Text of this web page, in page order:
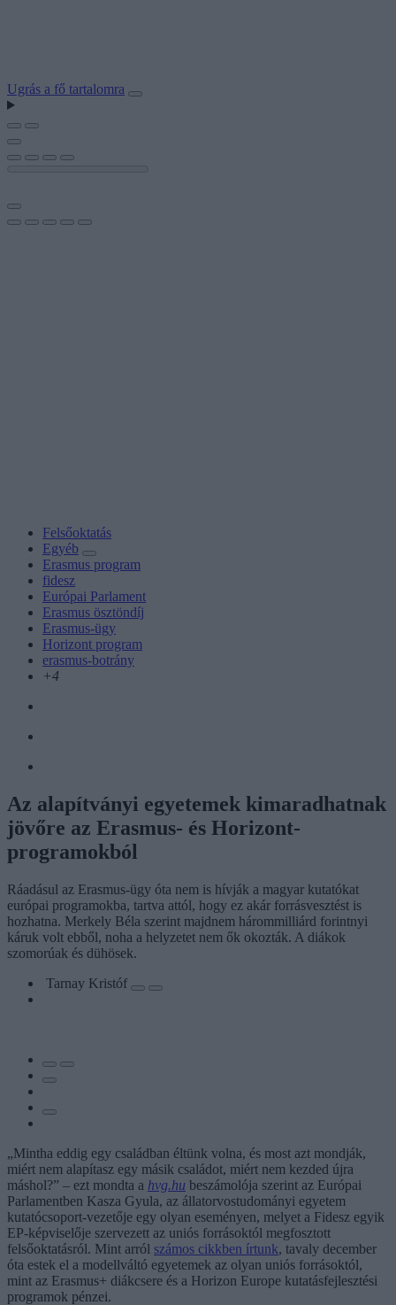
Ugrás a fő tartalomra
Felsőoktatás
Egyéb
Erasmus program
fidesz
Európai Parlament
Erasmus ösztöndíj
Erasmus-ügy
Horizont program
erasmus-botrány
+4
Az alapítványi egyetemek kimaradhatnak
jövőre az Erasmus- és Horizont-
programokból
Ráadásul az Erasmus-ügy óta nem is hívják a magyar kutatókat
európai programokba, tartva attól, hogy ez akár forrásvesztést is
hozhatna. Merkely Béla szerint majdnem hárommilliárd forintnyi
káruk volt ebből, noha a helyzetet nem ők okozták. A diákok
szomorúak és dühösek.
Tarnay Kristóf
„Mintha eddig egy családban éltünk volna, és most azt mondják,
miért nem alapítasz egy másik családot, miért nem kezded újra
máshol?” – ezt mondta a hvg.hu beszámolója szerint az Európai
Parlamentben Kasza Gyula, az állatorvostudományi egyetem
kutatócsoport-vezetője egy olyan eseményen, melyet a Fidesz egyik
EP-képviselője szervezett az uniós forrásoktól megfosztott
felsőoktatásról. Mint arról számos cikkben írtunk, tavaly december
óta estek el a modellváltó egyetemek az olyan uniós forrásoktól,
mint az Erasmus+ diákcsere és a Horizon Europe kutatásfejlesztési
programok pénzei.